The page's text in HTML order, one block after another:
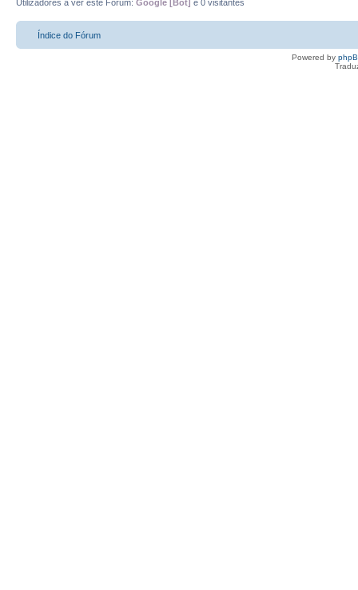
Utilizadores a ver este Fórum: Google [Bot] e 0 visitantes
Índice do Fórum
Powered by